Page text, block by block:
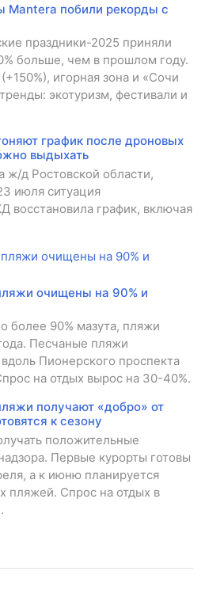
Mantera побили рекорды с
праздники-2025 приняли
больше, чем в прошлом году.
игорная зона и «Сочи
экотуризм, фестивали и
график после дроновых
выдыхать
ж/д Ростовской области,
июля ситуация
восстановила график, включая
очищены на 90% и
более 90% мазута, пляжи
Песчаные пляжи
Пионерского проспекта
на отдых вырос на 30-40%.
получают «добро» от
к сезону
положительные
Первые курорты готовы
а к июню планируется
пляжей. Спрос на отдых в